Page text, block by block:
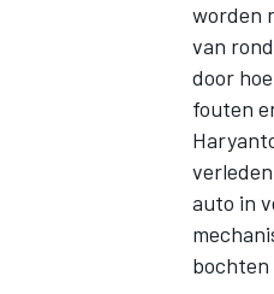
worden
van
door
fouten
auto in
bochten